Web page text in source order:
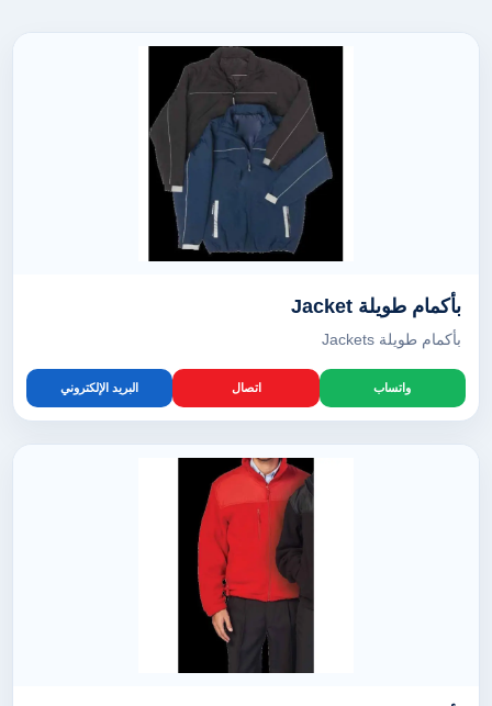
بأكمام طويلة Jacket
بأكمام طويلة Jackets
واتساب اتصال البريد الإلكتروني